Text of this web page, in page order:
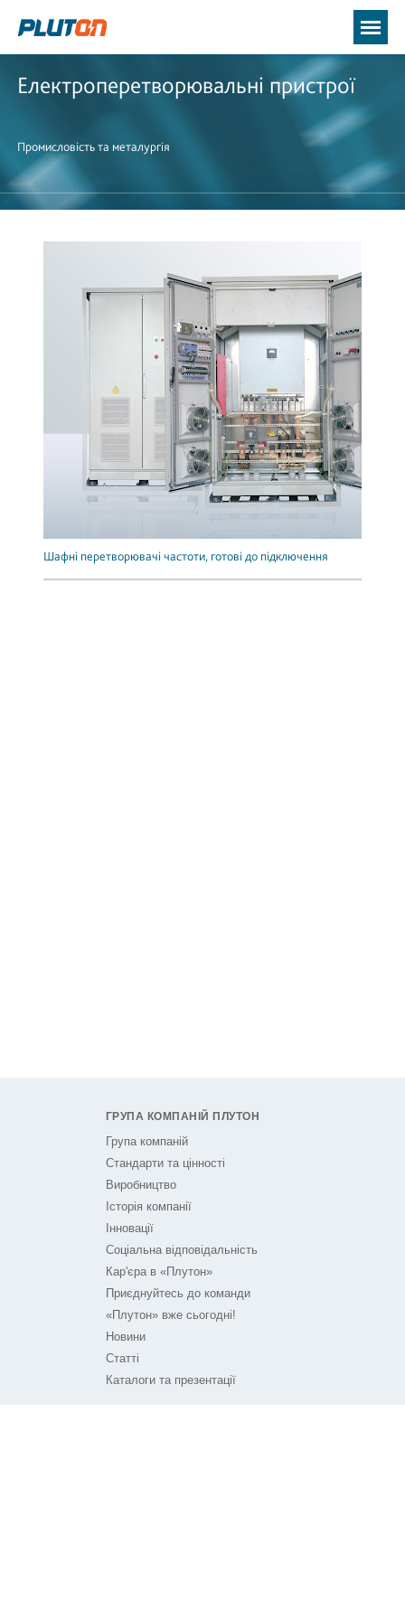
Електроперетворювальні пристрої
Промисловість та металургія
Шафні перетворювачі частоти, готові до підключення
ГРУПА КОМПАНІЙ ПЛУТОН
Група компаній
Стандарти та цінності
Виробництво
Історія компанії
Інновації
Соціальна відповідальність
Кар'єра в «Плутон»
Приєднуйтесь до команди
«Плутон» вже сьогодні!
Новини
Статті
Каталоги та презентації